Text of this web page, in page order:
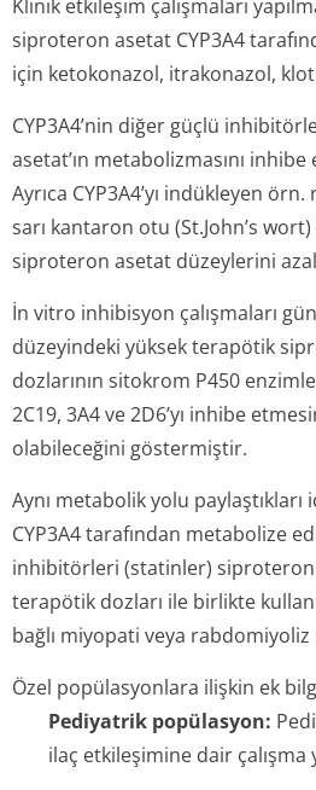
Klinik etkileşim çalışmaları
siproteron asetat CYP3A4
için ketokonazol, itrakonazol,
CYP3A4’nin diğer güçlü
asetat’ın metabolizmasını
Ayrıca CYP3A4’yı indükleyen
sarı kantaron otu (St.John’s
siproteron asetat düzeylerini
İn vitro inhibisyon çalışmaları
düzeyindeki yüksek terapötik
dozlarının sitokrom P450
2C19, 3A4 ve 2D6’yı inhibe
olabileceğini göstermiştir.
Aynı metabolik yolu
CYP3A4 tarafından metabolize
inhibitörleri (statinler) siproteron
terapötik dozları ile birlikte
bağlı miyopati veya
Özel popülasyonlara ilişkin ek
Pediyatrik popülasyon:
ilaç etkileşimine dair çalışma